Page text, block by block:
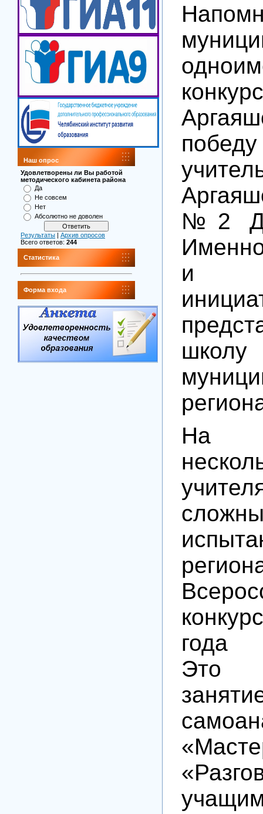
Наш опрос
Удовлетворены ли Вы работой
методического кабинета района
Да
Не совсем
Нет
Абсолютно не доволен
Результаты
Архив опросов
Всего ответов: 244
Статистика
Форма входа
№2
и
На
года
Это